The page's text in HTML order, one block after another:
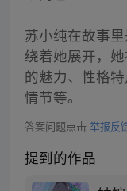
苏小纯在故事
绕着她展开，
的魅力、性格
情节等。
答案问题点击 举报反
提到的作品